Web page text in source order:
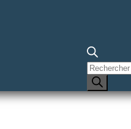
Recherche
de
produits